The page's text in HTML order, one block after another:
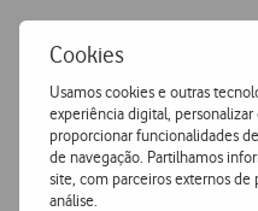
Cookies
Usamos cookies e outras
experiência digital,
proporcionar funcionalidades
de navegação. Partilhamos
site, com parceiros externos
análise.
Parceiro de
responder às